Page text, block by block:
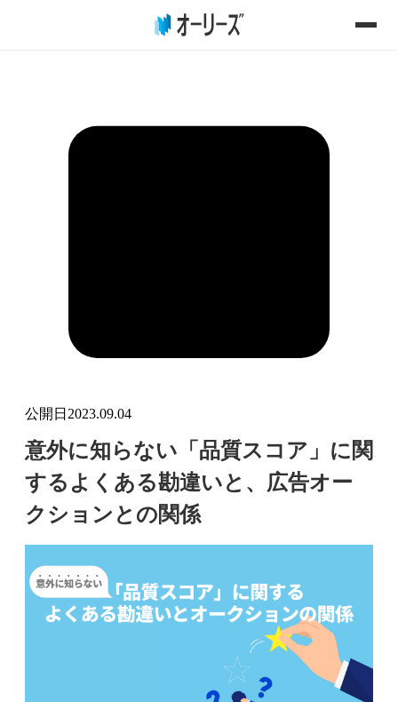
公開日 2023.09.04
意外に知らない「品質スコア」に関
するよくある勘違いと、広告オー
クションとの関係